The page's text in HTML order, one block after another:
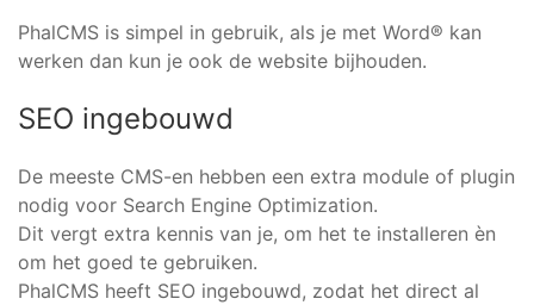
PhalCMS is simpel in gebruik, als je met Word® kan
werken dan kun je ook de website bijhouden.
SEO ingebouwd
De meeste CMS-en hebben een extra module of plugin
nodig voor Search Engine Optimization.
Dit vergt extra kennis van je, om het te installeren èn
om het goed te gebruiken.
PhalCMS heeft SEO ingebouwd, zodat het direct al